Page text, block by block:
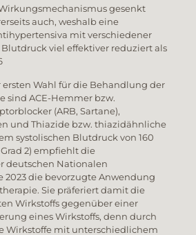
gesenkt
auch, weshalb eine
mit verschiedener
viel effektiver reduziert als
ersten Wahl für die Behandlung der
sind ACE-Hemmer bzw.
(ARB, Sartane),
und Thiazide bzw. thiazidähnliche
systolischen Blutdruck von 160
2) empfiehlt die
deutschen Nationalen
2023 die bevorzugte Anwendung
Sie präferiert damit die
Wirkstoffs gegenüber einer
eines Wirkstoffs, denn durch
Wirkstoffe mit unterschiedlichem